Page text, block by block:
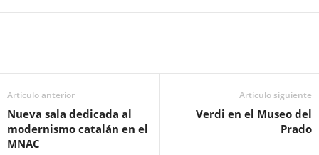
Artículo anterior
Nueva sala dedicada al
modernismo catalán en el
MNAC
Artículo siguiente
Verdi en el Museo del
Prado